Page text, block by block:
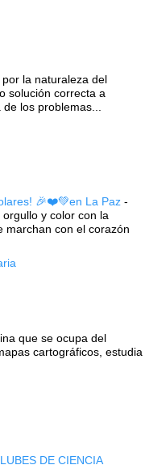
la naturaleza del
solución correcta a
los problemas...
🎉❤️💚en La Paz -
y color con la
marchan con el corazón
que se ocupa del
cartográficos, estudia
DE CIENCIA